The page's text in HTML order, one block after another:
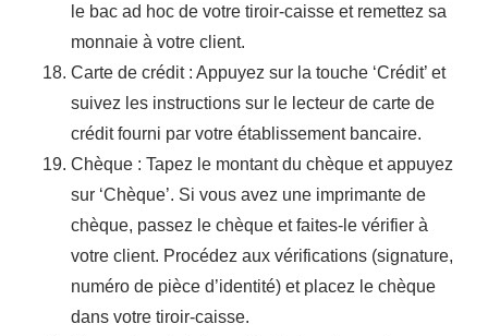
le bac ad hoc de votre tiroir-caisse et remettez sa
monnaie à votre client.
Carte de crédit : Appuyez sur la touche ‘Crédit’ et
suivez les instructions sur le lecteur de carte de
crédit fourni par votre établissement bancaire.
Chèque : Tapez le montant du chèque et appuyez
sur ‘Chèque’. Si vous avez une imprimante de
chèque, passez le chèque et faites-le vérifier à
votre client. Procédez aux vérifications (signature,
numéro de pièce d’identité) et placez le chèque
dans votre tiroir-caisse.